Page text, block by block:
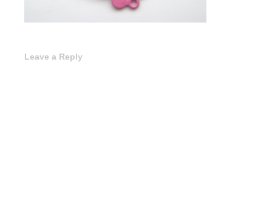
Leave a Reply